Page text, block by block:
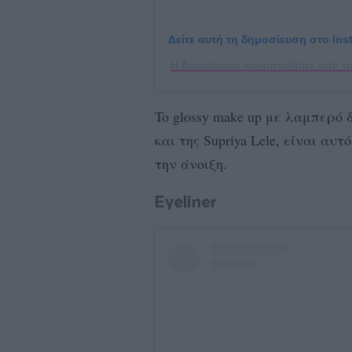
Δείτε αυτή τη δημοσίευση στο
To glossy make up με λαμπερό
και της Supriya Lele, είναι
την άνοιξη.
Eyeliner